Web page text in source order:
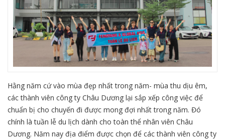
Hằng năm cứ vào mùa đẹp nhất trong năm- mùa thu dịu êm,
các thành viên công ty Châu Dương lại sắp xếp công việc để
chuẩn bị cho chuyến đi được mong đợi nhất trong năm. Đó
chính là tuần lễ du lịch dành cho toàn thể nhân viên Châu
Dương. Năm nay địa điểm được chọn để các thành viên công ty